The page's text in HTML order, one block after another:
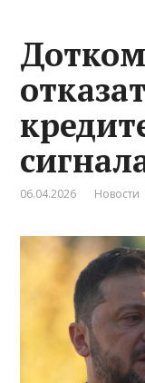
06.04.2026 Новости